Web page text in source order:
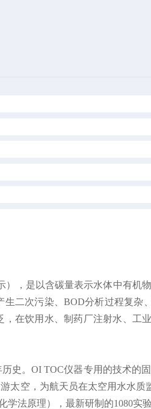
，是以含碳量表示水体中有
二次污染、BOD分析过程复
在饮用水、制药厂注射水、
史。OI TOC仪器专用的技术
空，为航天员在太空用水水
法原理），最新研制的1080